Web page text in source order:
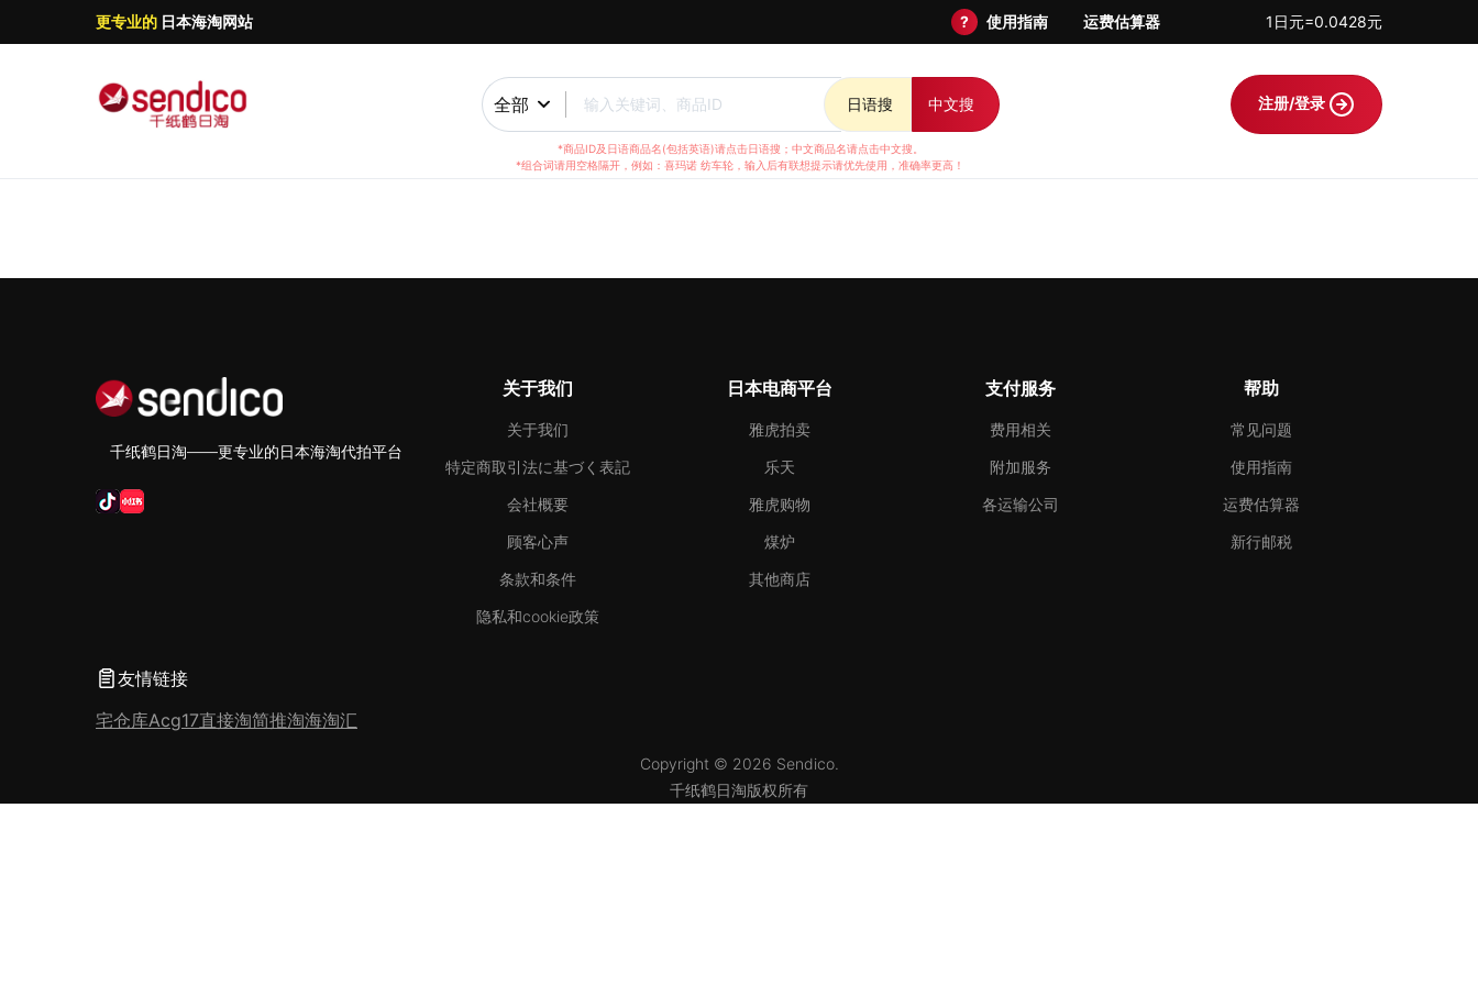
更专业的 日本海淘网站 ? 使用指南 运费估算器 1日元=0.0428元
全部 输入关键词、商品ID 日语搜 中文搜
*商品ID及日语商品名(包括英语)请点击日语搜；中文商品名请点击中文搜。
*组合词请用空格隔开，例如：喜玛诺 纺车轮，输入后有联想提示请优先使用，准确率更高！
注册/登录
千纸鹤日淘——更专业的日本海淘代拍平台
关于我们
关于我们
特定商取引法に基づく表記
会社概要
顾客心声
条款和条件
隐私和cookie政策
日本电商平台
雅虎拍卖
乐天
雅虎购物
煤炉
其他商店
支付服务
费用相关
附加服务
各运输公司
帮助
常见问题
使用指南
运费估算器
新行邮税
友情链接
宅仓库Acg17直接淘简推淘海淘汇
Copyright © 2026 Sendico.
千纸鹤日淘版权所有